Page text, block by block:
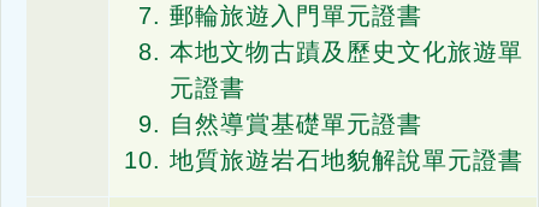
郵輪旅遊入門單元證書
本地文物古蹟及歷史文化旅遊單
元證書
自然導賞基礎單元證書
地質旅遊岩石地貌解說單元證書